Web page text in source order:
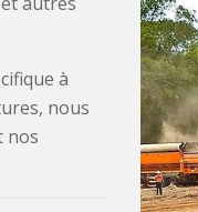
à
nous
nos